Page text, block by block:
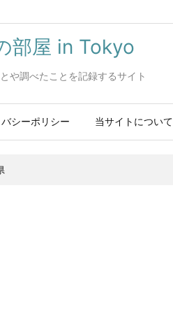
部屋 in Tokyo
や調べたことを記録するサイト
シーポリシー 当サイトについて